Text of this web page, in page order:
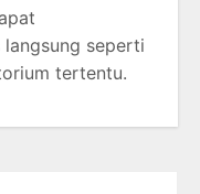
seperti
tertentu.